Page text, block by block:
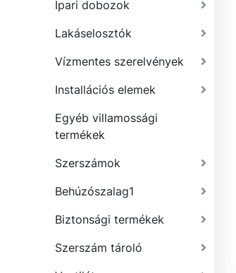
Ipari dobozok
Lakáselosztók
Vízmentes szerelvények
Installációs elemek
Egyéb villamossági
termékek
Szerszámok
Behúzószalag1
Biztonsági termékek
Szerszám tároló